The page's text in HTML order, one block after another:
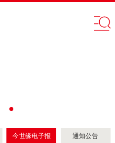
今世缘电子报 通知公告